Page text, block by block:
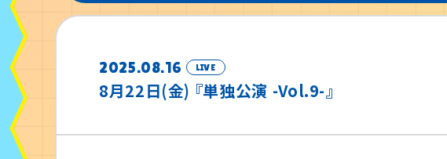
2025.08.16 LIVE
8月22日(金) 『単独公演 -Vol.9-』